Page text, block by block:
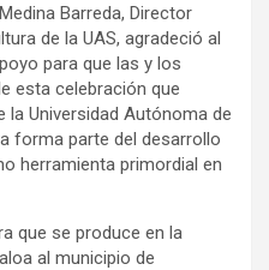
Barreda, Director
de la UAS, agradeció al
para que las y los
esta celebración que
la Universidad Autónoma de
forma parte del desarrollo
herramienta primordial en
que se produce en la
al municipio de